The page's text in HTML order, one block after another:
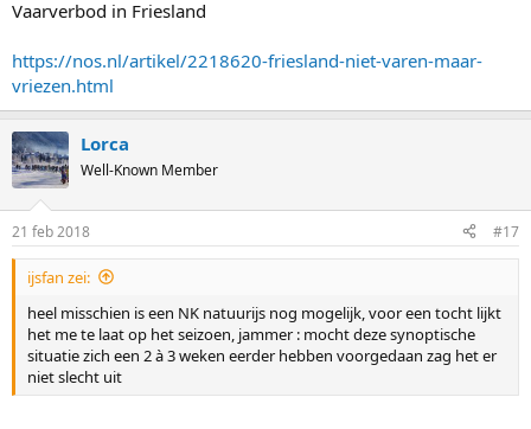
Vaarverbod in Friesland
https://nos.nl/artikel/2218620-friesland-niet-varen-maar-
vriezen.html
Lorca
Well-Known Member
21 feb 2018 #17
ijsfan zei:
heel misschien is een NK natuurijs nog mogelijk, voor een tocht lijkt
het me te laat op het seizoen, jammer : mocht deze synoptische
situatie zich een 2 à 3 weken eerder hebben voorgedaan zag het er
niet slecht uit